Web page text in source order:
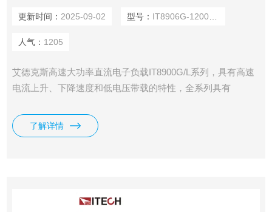
更新时间： 2025-09-02 型号： IT8906G-1200-240
人气： 1205
艾德克斯高速大功率直流电子负载IT8900G/L系列，具有高速
电流上升、下降速度和低电压带载的特性，全系列具有
54kW。电压电流宽范围输出，独立主机控制，支持主从并
联，最大功率可扩展到600kW。高功率密度，6kW仅4U高
了解详情